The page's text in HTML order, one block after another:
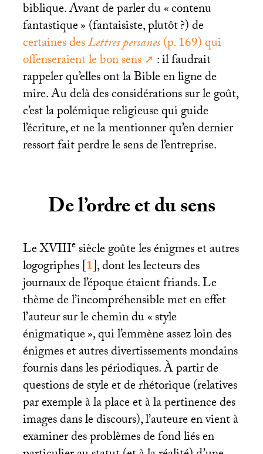
biblique. Avant de parler du «contenu
fantastique» (fantaisiste, plutôt?) de
certaines desLettres persanes(p. 169) qui
offenseraient le bon sens
: il faudrait
rappeler qu’elles ont la Bible en ligne de
mire. Au delà des considérations sur le goût,
c’est la polémique religieuse qui guide
l’écriture, et ne la mentionner qu’en dernier
ressort fait perdre le sens de l’entreprise.
De l’ordre et du sens
LeXVIIIesiècle goûte les énigmes et autres
logogriphes[1], dont les lecteurs des
journaux de l’époque étaient friands. Le
thème de l’incompréhensible met en effet
l’auteur sur le chemin du «style
énigmatique», qui l’emmène assez loin des
énigmes et autres divertissements mondains
fournis dans les périodiques. À partir de
questions de style et de rhétorique (relatives
par exemple à la place et à la pertinence des
images dans le discours), l’auteure en vient à
examiner des problèmes de fond liés en